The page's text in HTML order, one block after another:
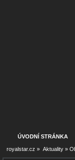
ÚVODNÍ STRÁNKA
royalstar.cz » Aktuality »